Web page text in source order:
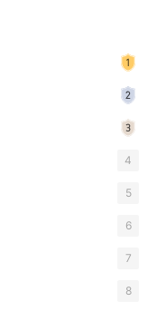
4
5
6
7
8